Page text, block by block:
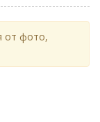
от фото,